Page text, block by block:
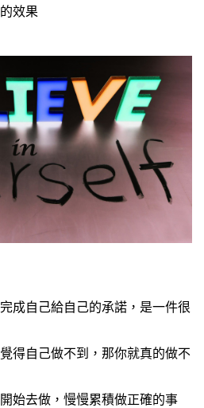
效果
成自己給自己的承諾，是一件很
得自己做不到，那你就真的做不
始去做，慢慢累積做正確的事